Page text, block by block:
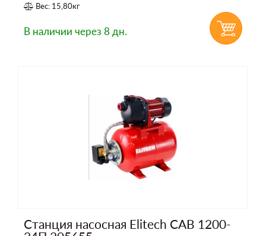
Вес: 15,80кг
В наличии через 8 дн.
Станция насосная Elitech САВ 1200-